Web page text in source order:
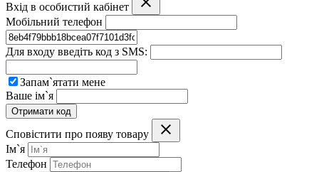
Вхід в особистий кабінет
Мобільний телефон
Для входу введіть код з SMS:
Запам`ятати мене
Ваше ім`я
Отримати код
Сповістити про появу товару
Ім`я
Телефон